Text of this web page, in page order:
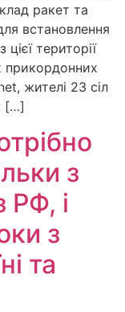
ракет та
встановлення
території
прикордонних
жителі 23 сіл
[…]
з
РФ, і
з
та